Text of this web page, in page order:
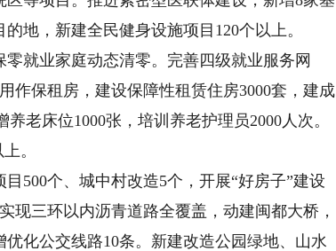
地，新建全民健身设施项目120个以上。
就业家庭动态清零。完善四级就业服务网
作保租房，建设保障性租赁住房3000套，建成
老床位1000张，培训养老护理员2000人次。
。
个、城中村改造5个，开展“好房子”建设
现三环以内沥青道路全覆盖，动建闽都大桥，
化公交线路10条。新建改造公园绿地、山水